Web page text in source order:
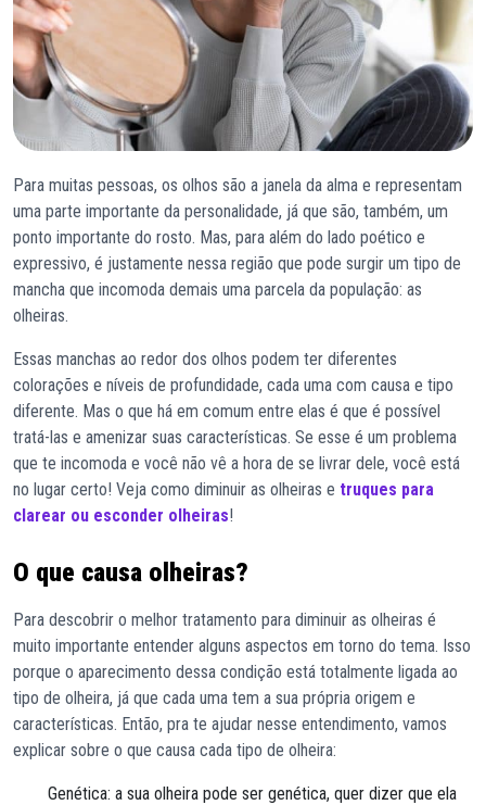
Para muitas pessoas, os olhos são a janela da alma e representam
uma parte importante da personalidade, já que são, também, um
ponto importante do rosto. Mas, para além do lado poético e
expressivo, é justamente nessa região que pode surgir um tipo de
mancha que incomoda demais uma parcela da população: as
olheiras.
Essas manchas ao redor dos olhos podem ter diferentes
colorações e níveis de profundidade, cada uma com causa e tipo
diferente. Mas o que há em comum entre elas é que é possível
tratá-las e amenizar suas características. Se esse é um problema
que te incomoda e você não vê a hora de se livrar dele, você está
no lugar certo! Veja como diminuir as olheiras e truques para
clarear ou esconder olheiras!
O que causa olheiras?
Para descobrir o melhor tratamento para diminuir as olheiras é
muito importante entender alguns aspectos em torno do tema. Isso
porque o aparecimento dessa condição está totalmente ligada ao
tipo de olheira, já que cada uma tem a sua própria origem e
características. Então, pra te ajudar nesse entendimento, vamos
explicar sobre o que causa cada tipo de olheira:
Genética: a sua olheira pode ser genética, quer dizer que ela